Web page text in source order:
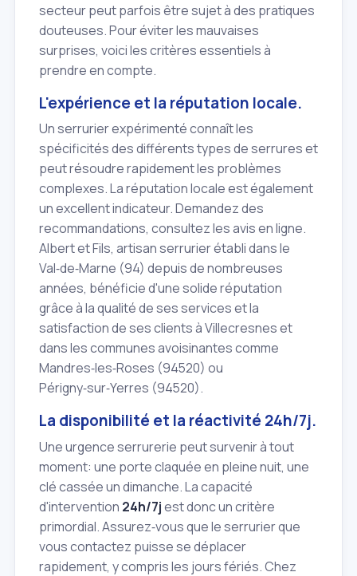
secteur peut parfois être sujet à des pratiques
douteuses. Pour éviter les mauvaises
surprises, voici les critères essentiels à
prendre en compte.
L'expérience et la réputation locale.
Un serrurier expérimenté connaît les
spécificités des différents types de serrures et
peut résoudre rapidement les problèmes
complexes. La réputation locale est également
un excellent indicateur. Demandez des
recommandations, consultez les avis en ligne.
Albert et Fils, artisan serrurier établi dans le
Val‑de‑Marne (94) depuis de nombreuses
années, bénéficie d'une solide réputation
grâce à la qualité de ses services et la
satisfaction de ses clients à Villecresnes et
dans les communes avoisinantes comme
Mandres‑les‑Roses (94520) ou
Périgny‑sur‑Yerres (94520).
La disponibilité et la réactivité 24h/7j.
Une urgence serrurerie peut survenir à tout
moment: une porte claquée en pleine nuit, une
clé cassée un dimanche. La capacité
d'intervention 24h/7jest donc un critère
primordial. Assurez‑vous que le serrurier que
vous contactez puisse se déplacer
rapidement, y compris les jours fériés. Chez